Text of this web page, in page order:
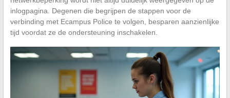
inlogpagina. Degenen die begrijpen de stappen voor de
verbinding met Ecampus Police te volgen, besparen aanzienlijke
tijd voordat ze de ondersteuning inschakelen.